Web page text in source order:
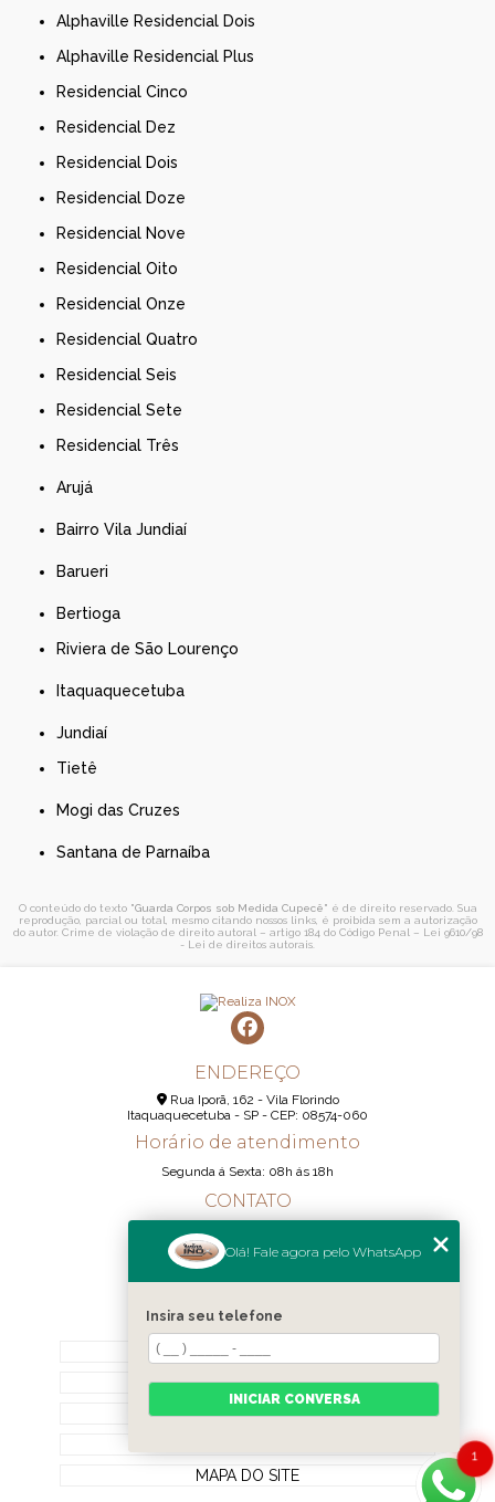
Alphaville Residencial Dois
Alphaville Residencial Plus
Residencial Cinco
Residencial Dez
Residencial Dois
Residencial Doze
Residencial Nove
Residencial Oito
Residencial Onze
Residencial Quatro
Residencial Seis
Residencial Sete
Residencial Três
Arujá
Bairro Vila Jundiaí
Barueri
Bertioga
Riviera de São Lourenço
Itaquaquecetuba
Jundiaí
Tietê
Mogi das Cruzes
Santana de Parnaíba
O conteúdo do texto "Guarda Corpos sob Medida Cupecê" é de direito reservado. Sua
reprodução, parcial ou total, mesmo citando nossos links, é proibida sem a autorização
do autor. Crime de violação de direito autoral – artigo 184 do Código Penal – Lei 9610/98
- Lei de direitos autorais
ENDEREÇO
Rua Iporã, 162 - Vila Florindo
Itaquaquecetuba - SP - CEP: 08574-060
Horário de atendimento
Segunda á Sexta: 08h ás 18h
CONTATO
(11) 98189-1344
MENU
HOME
QUEM SOMOS
CONTATO
MAPA DO SITE
1
Olá! Fale agora pelo WhatsApp
Insira seu telefone
INICIAR CONVERSA